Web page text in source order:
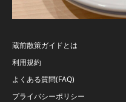
蔵前散策ガイドとは
利用規約
よくある質問(FAQ)
プライバシーポリシー